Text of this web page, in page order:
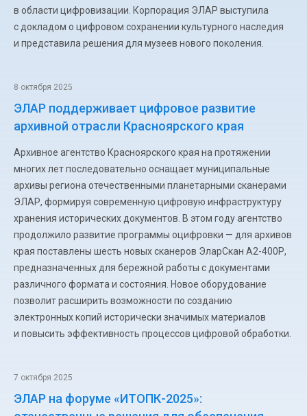
в области цифровизации. Корпорация ЭЛАР выступила
с докладом о цифровом сохранении культурного наследия
и представила решения для музеев нового поколения.
8 октября 2025
ЭЛАР поддерживает цифровое развитие
архивной отрасли Красноярского края
Архивное агентство Красноярского края на протяжении
многих лет последовательно оснащает муниципальные
архивы региона отечественными планетарными сканерами
ЭЛАР, формируя современную цифровую инфраструктуру
хранения исторических документов. В этом году агентство
продолжило развитие программы оцифровки — для архивов
края поставлены шесть новых сканеров ЭларСкан A2-400Р,
предназначенных для бережной работы с документами
различного формата и состояния. Новое оборудование
позволит расширить возможности по созданию
электронных копий исторически значимых материалов
и повысить эффективность процессов цифровой обработки.
7 октября 2025
ЭЛАР на форуме «ИТОПК-2025»: